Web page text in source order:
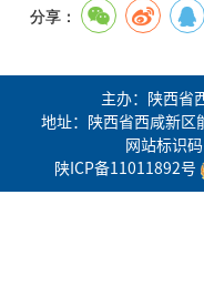
分享：
主办：陕西省
地址：陕西省西咸新区
网站标识
陕ICP备11011892号